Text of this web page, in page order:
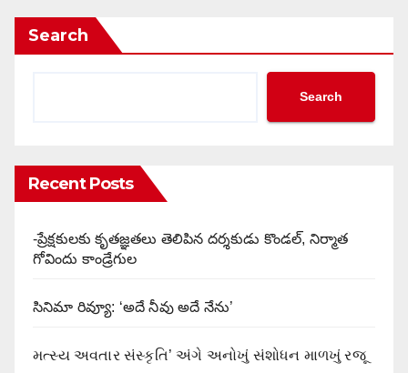
Search
Search
Recent Posts
-ప్రేక్షకులకు కృతజ్ఞతలు తెలిపిన దర్శకుడు కొండల్, నిర్మాత
గోవిందు కాండ్రేగుల
సినిమా రివ్యూ: ‘అదే నీవు అదే నేను’
મત્સ્ય અવતાર સંસ્કૃતિ’ અંગે અનોખું સંશોધન માળખું રજૂ